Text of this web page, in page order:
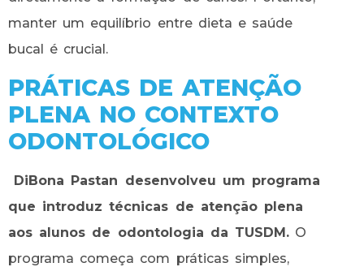
manter um equilíbrio entre dieta e saúde
bucal é crucial.
PRÁTICAS DE ATENÇÃO
PLENA NO CONTEXTO
ODONTOLÓGICO
DiBona Pastan desenvolveu um programa
que introduz técnicas de atenção plena
aos alunos de odontologia da TUSDM. O
programa começa com práticas simples,